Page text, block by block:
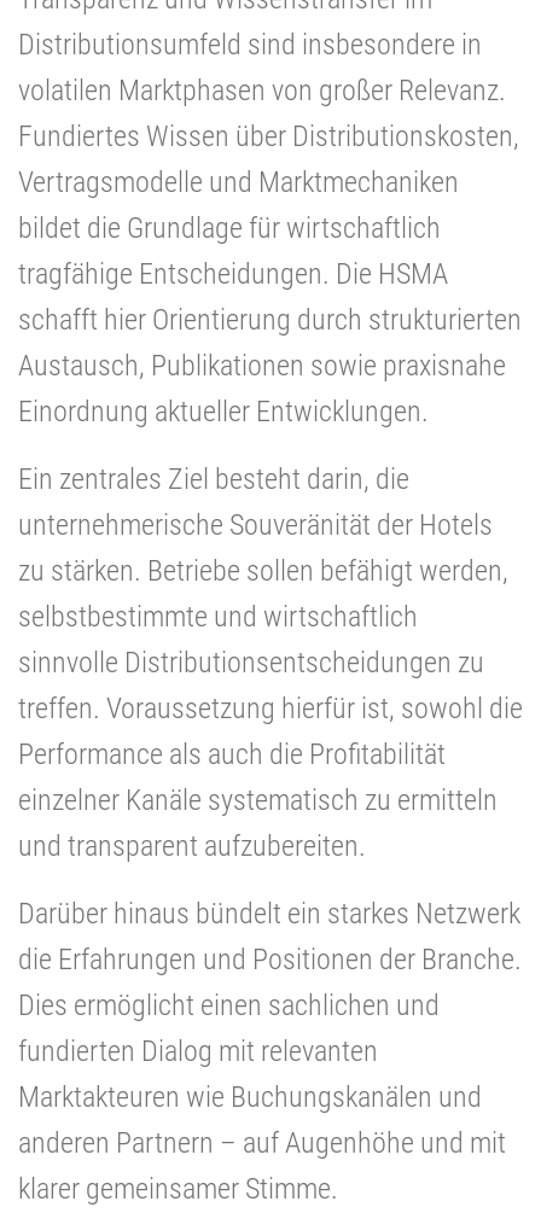
Distributionsumfeld sind insbesondere in
volatilen Marktphasen von großer Relevanz.
Fundiertes Wissen über Distributionskosten,
Vertragsmodelle und Marktmechaniken
bildet die Grundlage für wirtschaftlich
tragfähige Entscheidungen. Die HSMA
schafft hier Orientierung durch strukturierten
Austausch, Publikationen sowie praxisnahe
Einordnung aktueller Entwicklungen.
Ein zentrales Ziel besteht darin, die
unternehmerische Souveränität der Hotels
zu stärken. Betriebe sollen befähigt werden,
selbstbestimmte und wirtschaftlich
sinnvolle Distributionsentscheidungen zu
treffen. Voraussetzung hierfür ist, sowohl die
Performance als auch die Profitabilität
einzelner Kanäle systematisch zu ermitteln
und transparent aufzubereiten.
Darüber hinaus bündelt ein starkes Netzwerk
die Erfahrungen und Positionen der Branche.
Dies ermöglicht einen sachlichen und
fundierten Dialog mit relevanten
Marktakteuren wie Buchungskanälen und
anderen Partnern – auf Augenhöhe und mit
klarer gemeinsamer Stimme.